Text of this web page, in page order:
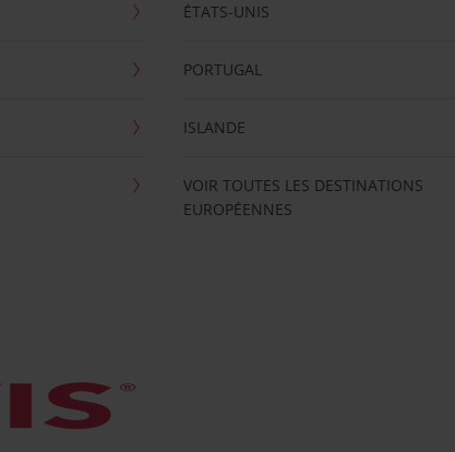
ÉTATS-UNIS
PORTUGAL
ISLANDE
VOIR TOUTES LES DESTINATIONS
EUROPÉENNES